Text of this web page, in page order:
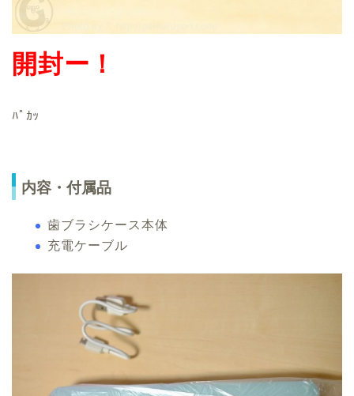
開封ー！
ﾊﾟｶｯ
内容・付属品
歯ブラシケース本体
充電ケーブル